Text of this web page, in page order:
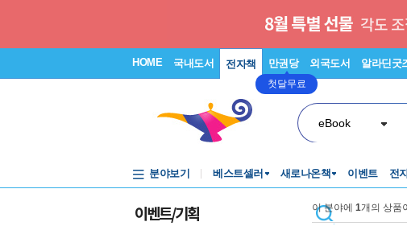
HOME 국내도서 전자책 만권당
첫달무료
외국도서 알라딘굿
eBook
분야보기 베스트셀러 새로나온책 이벤트 전
이벤트/기획 이 분야에 1개의 상품